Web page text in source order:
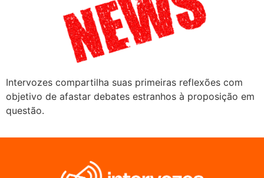
Intervozes compartilha suas primeiras reflexões com
objetivo de afastar debates estranhos à proposição em
questão.